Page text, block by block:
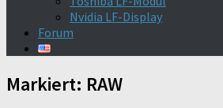
Nvidia LF-Display
Forum
Markiert: RAW